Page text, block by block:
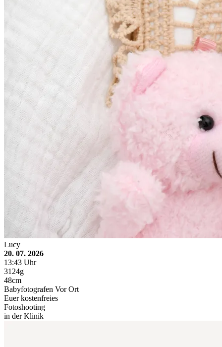
Lucy
20. 07. 2026
13:43 Uhr
3124g
48cm
Babyfotografen Vor Ort
Euer kostenfreies
Fotoshooting
in der Klinik